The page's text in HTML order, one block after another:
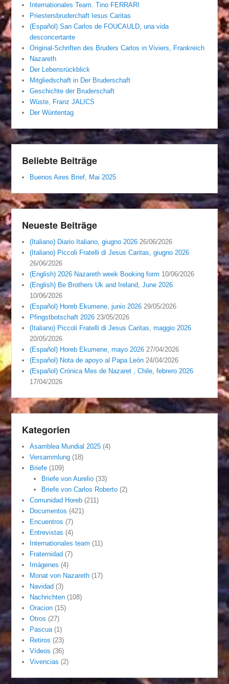
Internationales Team. Tino FERRARI
Priestersbruderchaft Iesus Caritas
(Español) San Carlos de FOUCAULD, una vida
desconcertante
Original-Schriften des Bruders Carlos in Viviers, Frankreich
Nazareth
Der Lebensrückblick
Mitgliedschaft in Der Bruderschaft
Geschichte der Bruderschaft
Wüste, Franz JALICS
Der Wüntentag
Beliebte Beiträge
Buenos Aires Brief, Mai 2025
Neueste Beiträge
(Italiano) Diario Italiano, giugno 2026 26/06/2026
(Italiano) Piccoli Fratelli di Jesus Caritas, giugno 2026
26/06/2026
(English) 2026 Nazareth week Booking form 10/06/2026
(English) Be Brothers Uk and Ireland, June 2026
10/06/2026
(Español) Horeb Ekumene, junio 2026 29/05/2026
Pfingstbotschaft 2026 23/05/2026
(Italiano) Piccoli Fratelli di Jesus Caritas, maggio 2026
20/05/2026
(Español) Horeb Ekumene, mayo 2026 27/04/2026
(Español) Nota de apoyo al Papa León 24/04/2026
(Español) Crónica Mes de Nazaret , Chile, febrero 2026
17/04/2026
Kategorien
Asamblea Mundial 2025 (4)
Versammlung (18)
Briefe (109)
Briefe von Aurelio(33)
Briefe von Carlos Roberto(2)
Comunidad Horeb (211)
Documentos (421)
Encuentros (7)
Entrevistas (4)
Internationales team (11)
Fraternidad (7)
Imágenes (4)
Monat von Nazareth (17)
Navidad (3)
Nachrichten (108)
Oracion (15)
Otros (27)
Pascua (1)
Retiros (23)
Vídeos (36)
Vivencias (2)